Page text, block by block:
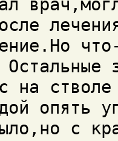
на
опять
с